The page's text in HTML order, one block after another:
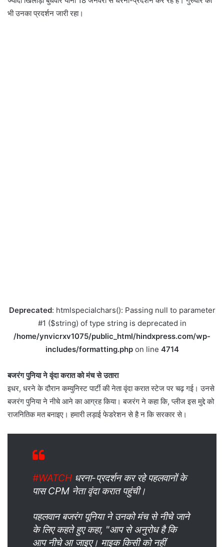
भी उनका प्रदर्शन जारी रहा।
Deprecated: htmlspecialchars(): Passing null to parameter
#1 ($string) of type string is deprecated in
/home/ynvicrxv1075/public_html/hindxpress.com/wp-
includes/formatting.phpon line 4714
बजरंग पुनिया ने वृंदा करात को मंच से उतारा
इधर, धरने के दौरान कम्युनिस्ट पार्टी की नेता वृंदा करात स्टेज पर चढ़ गई। उनसे
बजरंग पुनिया ने नीचे आने का आग्रह किया। बजरंग ने कहा कि, प्लीज इस मुद्दे को
राजनितिक मत बनाइए। हमारी लड़ाई फेडरेशन से है न कि सरकार से।
#WATCH धरना-प्रदर्शन कर रहे पहलवानों के
पास CPM नेता वृंदा करात पहुंची।
पहलवान बजरंग पूनिया ने उनको मंच से नीचे जाने
के लिए कहते हुए कहा, "आप से अनुरोध है कि
आप नीचे आ जाइए। माइक किसी को नहीं